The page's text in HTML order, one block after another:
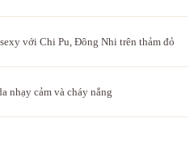
với Chi Pu, Đông Nhi trên thảm đỏ
nhạy cảm và cháy nắng